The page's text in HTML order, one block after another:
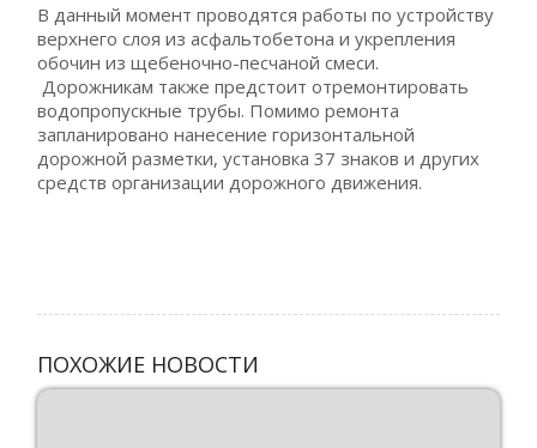
В данный момент проводятся работы по устройству
верхнего слоя из асфальтобетона и укрепления
обочин из щебеночно-песчаной смеси.
Дорожникам также предстоит отремонтировать
водопропускные трубы. Помимо ремонта
запланировано нанесение горизонтальной
дорожной разметки, установка 37 знаков и других
средств организации дорожного движения.
ПОХОЖИЕ НОВОСТИ